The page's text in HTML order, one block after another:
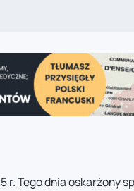
r. Tego dnia oskarżony